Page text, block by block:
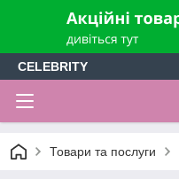
CELEBRITY
Товари та послуги